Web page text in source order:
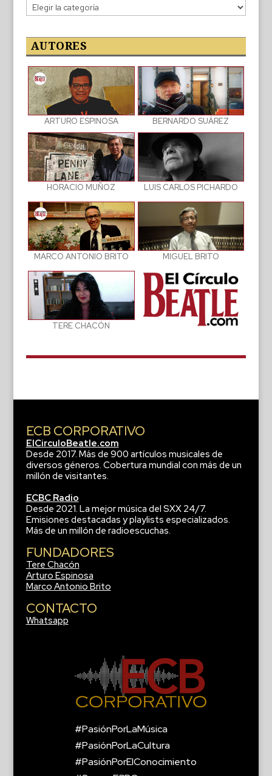
Categorías
de
publicaciones
AUTORES
ARTURO ESPINOSA BERNARDO SUÁREZ
HORACIO MUÑOZ LUIS CARLOS PICHARDO
MARCO ANTONIO BRITO MIGUEL BRITO
TERE CHACÓN
ECB CORPORATIVO
ElCirculoBeatle.com
Desde 2017. Más de 900 artículos musicales de
diversos géneros. Cobertura mundial con más de un
millón de visitantes.
ECBC Radio
Desde 2021. La mejor música del SXX 24/7.
Emisiones destacadas y playlists especializados.
Más de un millón de radioescuchas.
FUNDADORES
Tere Chacón
Arturo Espinosa
Marco Antonio Brito
CONTACTO
Whatsapp
#PasiónPorLaMúsica
#PasiónPorLaCultura
#PasiónPorElConocimiento